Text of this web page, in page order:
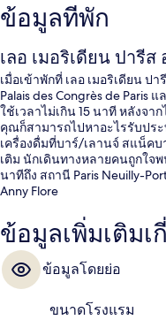
ข้อมูลที่พัก
เลอ เมอริเดียน ปารีส
เมื่อเข้าพักที่ เลอ เมอริเดียน ป
Palais des Congrès de Paris
ใช้เวลาไม่เกิน 15 นาที หลังจา
คุณก็สามารถไปหาอะไรรับปร
เครื่องดื่มที่บาร์/เลานจ์ สแน็ค
เติม นักเดินทางหลายคนถูกใจ
นาทีถึง สถานี Paris Neuilly-
Anny Flore
ข้อมูลเพิ่มเติม
ข้อมูลโดยย่อ
ขนาดโรงแรม